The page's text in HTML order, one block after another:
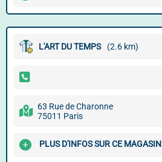
L'ART DU TEMPS (2.6 km)
63 Rue de Charonne
75011 Paris
PLUS D'INFOS SUR CE MAGASIN